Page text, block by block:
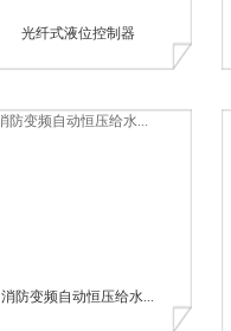
光纤式液位控制器
消防变频自动恒压给水...